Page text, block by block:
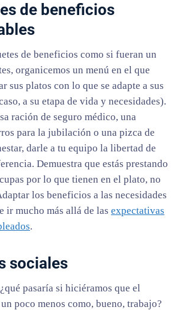
de beneficios
de beneficios como si fueran un
organicemos un menú en el que
sus platos con lo que se adapte a sus
a su etapa de vida y necesidades).
ración de seguro médico, una
para la jubilación o una pizca de
darle a tu equipo la libertad de
Demuestra que estás prestando
por lo que tienen en el plato, no
los beneficios a las necesidades
ir mucho más allá de las expectativas
.
sociales
pasaría si hiciéramos que el
poco menos como, bueno, trabajo?